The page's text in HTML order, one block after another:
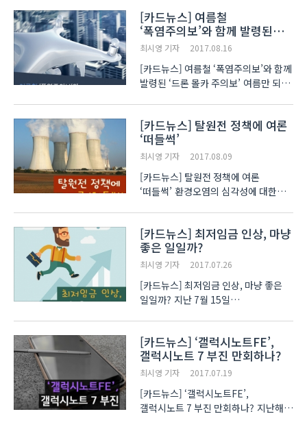
모든 양계장의 달걀 출하와 시장 유통을
전면 금지시켰으며 닭 사육 수가
3천마리 이상인 농..
[카드뉴스] 여름철
‘폭염주의보’와 함께 발령된
‘드론 몰카 주의보’
최시영 기자 2017.08.16
[카드뉴스] 여름철 ‘폭염주의보’와 함께
발령된 ‘드론 몰카 주의보’ 여름만 되면
드론이 몰카에 이용되고 있는데요.
드론에 달린 카메라로 영상을 촬영하는
이른바 드론 ..
[카드뉴스] 탈원전 정책에 여론
‘떠들썩’
최시영 기자 2017.08.09
[카드뉴스] 탈원전 정책에 여론
‘떠들썩’ 환경오염의 심각성에 대한
시행되고 있습니다. 그 중 탈원전
부분에 대해 여론이 들썩이고 있는데요.
대선 당시 때부터 공약이었던 노..
[카드뉴스] 최저임금 인상, 마냥
좋은 일일까?
최시영 기자 2017.07.26
[카드뉴스] 최저임금 인상, 마냥 좋은
일일까? 지난 7월 15일
결정됐습니다. 올해 최저임금인
6천470원보다 16.4% 오른
7천530원이 된 것입니다. 하지만 이에
대해 노동자들과 자영업자..
[카드뉴스] ‘갤럭시노트FE’,
갤럭시노트 7 부진 만회하나?
최시영 기자 2017.07.19
[카드뉴스] ‘갤럭시노트FE’,
갤럭시노트 7 부진 만회하나? 지난해